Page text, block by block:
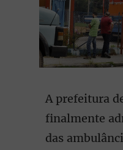
A prefeitura
finalmente
das